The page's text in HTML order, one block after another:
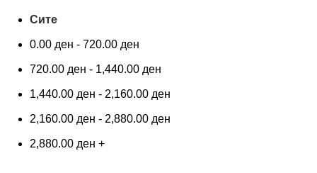
Сите
0.00 ден - 720.00 ден
720.00 ден - 1,440.00 ден
1,440.00 ден - 2,160.00 ден
2,160.00 ден - 2,880.00 ден
2,880.00 ден +